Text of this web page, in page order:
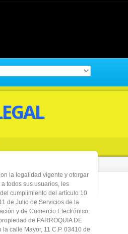
la legalidad vigente y otorgar
todos sus usuarios, les
cumplimiento del artículo 10
de Julio de Servicios de la
y de Comercio Electrónico,
de PARROQUIA DE
la calle Mayor, 11 C.P. 03410 de